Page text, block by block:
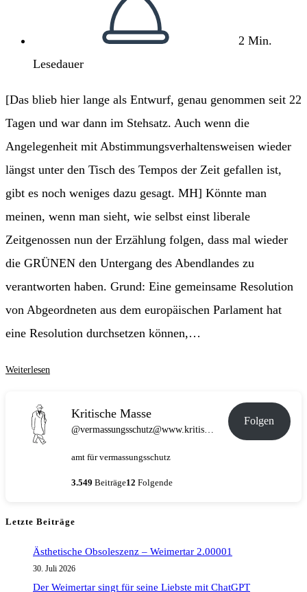
2 Min.
Lesedauer
[Das blieb hier lange als Entwurf, genau genommen seit 22
Tagen und war dann im Stehsatz. Auch wenn die
Angelegenheit mit Abstimmungsverhaltensweisen wieder
längst unter den Tisch des Tempos der Zeit gefallen ist,
gibt es noch weniges dazu gesagt. MH] Könnte man
meinen, wenn man sieht, wie selbst einst liberale
Zeitgenossen nun der Erzählung folgen, dass mal wieder
die GRÜNEN den Untergang des Abendlandes zu
verantworten haben. Grund: Eine gemeinsame Resolution
von Abgeordneten aus dem europäischen Parlament hat
eine Resolution durchsetzen können,…
Weiterlesen
Springerpresse
Kritische Masse
@vermassungsschutz@www.kritische-masse.de
Folgen
amt für vermassungsschutz
3.549 Beiträge12 Folgende
Letzte Beiträge
Ästhetische Obsoleszenz – Weimertar 2.00001
30. Juli 2026
Der Weimertar singt für seine Liebste mit ChatGPT